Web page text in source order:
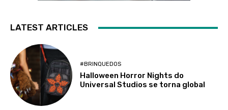
LATEST ARTICLES
#BRINQUEDOS
Halloween Horror Nights do
Universal Studios se torna global